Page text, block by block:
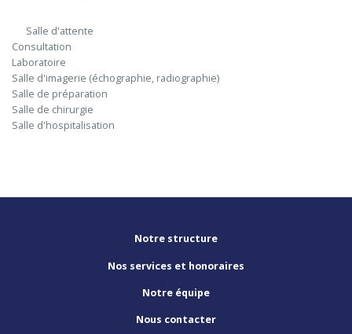
Consultation
Laboratoire
Salle d'imagerie (échographie, radiographie)
Salle de préparation
Salle de chirurgie
Salle d'hospitalisation
Notre structure
Nos services et honoraires
Notre équipe
Nous contacter